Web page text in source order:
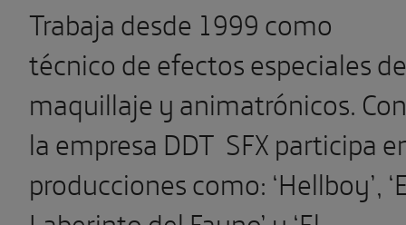
Trabaja desde 1999 como
técnico de efectos especiales de
maquillaje y animatrónicos. Con
la empresa DDT SFX participa
producciones como: ‘Hellboy’,